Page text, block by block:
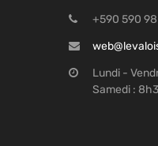
+590 590
Lundi -
Samedi :